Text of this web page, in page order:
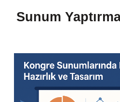
Sunum